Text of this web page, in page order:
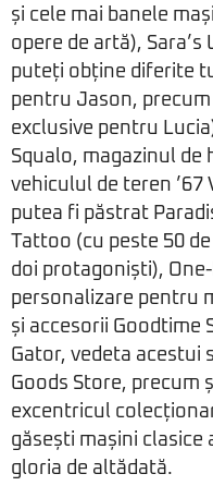
și cele mai banele
opere de artă),
puteți obține diferite
pentru Jason,
exclusive pentru
Squalo, magazinul de
vehiculul de teren ’67
putea fi păstrat
Tattoo (cu peste 50
doi protagoniști),
personalizare pentru
și accesorii Goodtime
Gator, vedeta acestui
Goods Store, precum
excentricul
găsești mașini clasice
gloria de altădată.